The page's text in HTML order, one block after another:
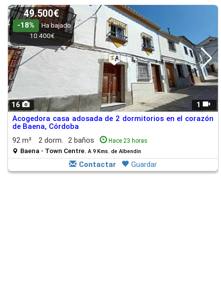
16 1
49.500€
-18%
Ha bajado
10.400€
Acogedora casa adosada de 2 dormitorios en el corazón
de Baena, Córdoba
92 m²
2 dorm. 2 baños Hace 23 horas
Baena - Town Centre. A 9 Kms. de Albendin
Contactar Guardar